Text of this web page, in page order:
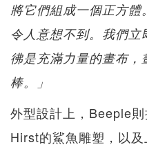
將它們組成一個正方
令人意想不到。我們
彿是充滿力量的畫布
棒。」
外型設計上，Beeple
Hirst的鯊魚雕塑，以